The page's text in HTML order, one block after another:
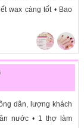
wax càng tốt • Bao
dân, lượng khách
nước • 1 thợ làm